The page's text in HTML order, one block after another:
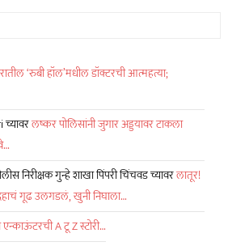
‘रुबी हॉल’मधील डॉक्टरची आत्महत्या;
च्यावरलष्कर पोलिसांनी जुगार अड्डयावर टाकला
निरीक्षक गुन्हे शाखा पिंपरी चिंचवडच्यावरलातूर!
गूढ उलगडलं, खुनी निघाला…
एन्काऊंटरची A टू Z स्टोरी…